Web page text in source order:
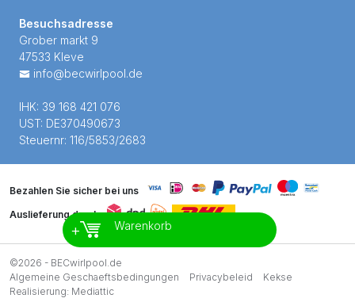
+ Warenkorb
Besuchsadresse
Grober markt 9
47533 Kleve
info@becwirlpool.de
IHK: 39 168 421 076
UST: DE370490673
Steuernr: 116/5853/2683
Bezahlen Sie sicher bei uns
Auslieferung durch
©2026 - BECwirlpool.de
Algemeine Geschaeftsbedingungen
Privacybeleid
Kekse
Realisierung: Mediattic